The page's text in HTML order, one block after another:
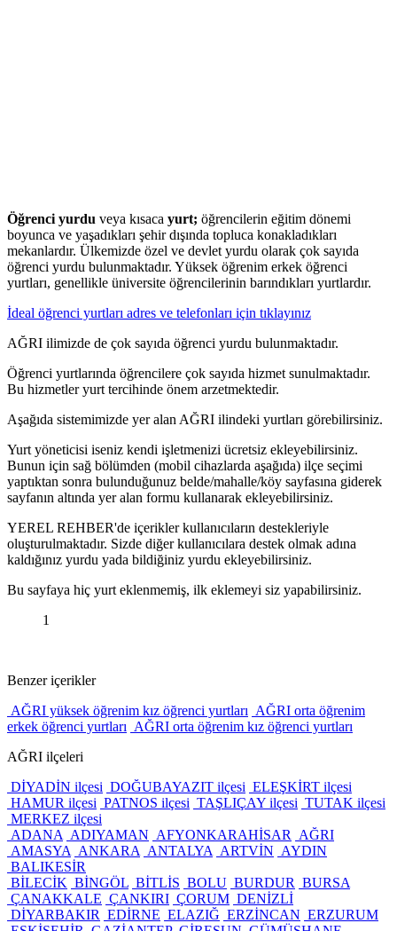
Öğrenci yurdu veya kısaca yurt; öğrencilerin eğitim dönemi
boyunca ve yaşadıkları şehir dışında topluca konakladıkları
mekanlardır. Ülkemizde özel ve devlet yurdu olarak çok sayıda
öğrenci yurdu bulunmaktadır. Yüksek öğrenim erkek öğrenci
yurtları, genellikle üniversite öğrencilerinin barındıkları yurtlardır.
İdeal öğrenci yurtları adres ve telefonları için tıklayınız
AĞRI ilimizde de çok sayıda öğrenci yurdu bulunmaktadır.
Öğrenci yurtlarında öğrencilere çok sayıda hizmet sunulmaktadır.
Bu hizmetler yurt tercihinde önem arzetmektedir.
Aşağıda sistemimizde yer alan AĞRI ilindeki yurtları görebilirsiniz.
Yurt yöneticisi iseniz kendi işletmenizi ücretsiz ekleyebilirsiniz.
Bunun için sağ bölümden (mobil cihazlarda aşağıda) ilçe seçimi
yaptıktan sonra bulunduğunuz belde/mahalle/köy sayfasına giderek
sayfanın altında yer alan formu kullanarak ekleyebilirsiniz.
YEREL REHBER'de içerikler kullanıcıların destekleriyle
oluşturulmaktadır. Sizde diğer kullanıcılara destek olmak adına
kaldığınız yurdu yada bildiğiniz yurdu ekleyebilirsiniz.
Bu sayfaya hiç yurt eklenmemiş, ilk eklemeyi siz yapabilirsiniz.
1
Benzer içerikler
AĞRI yüksek öğrenim kız öğrenci yurtları AĞRI orta öğrenim
erkek öğrenci yurtları AĞRI orta öğrenim kız öğrenci yurtları
AĞRI ilçeleri
DİYADİN ilçesi DOĞUBAYAZIT ilçesi ELEŞKİRT ilçesi
HAMUR ilçesi PATNOS ilçesi TAŞLIÇAY ilçesi TUTAK ilçesi
MERKEZ ilçesi
ADANA ADIYAMAN AFYONKARAHİSAR
AĞRI
AMASYA ANKARA ANTALYA ARTVİN AYDIN
BALIKESİR
BİLECİK BİNGÖL BİTLİS BOLU BURDUR BURSA
ÇANAKKALE ÇANKIRI ÇORUM DENİZLİ
DİYARBAKIR EDİRNE ELAZIĞ ERZİNCAN ERZURUM